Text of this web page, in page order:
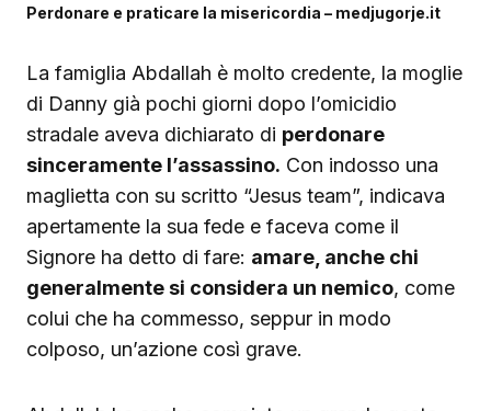
Perdonare e praticare la misericordia – medjugorje.it
La famiglia Abdallah è molto credente, la moglie
di Danny già pochi giorni dopo l’omicidio
stradale aveva dichiarato di perdonare
sinceramente l’assassino. Con indosso una
maglietta con su scritto “Jesus team”, indicava
apertamente la sua fede e faceva come il
Signore ha detto di fare: amare, anche chi
generalmente si considera un nemico, come
colui che ha commesso, seppur in modo
colposo, un’azione così grave.